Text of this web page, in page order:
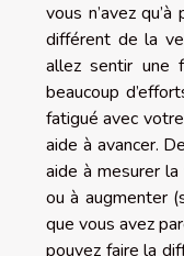
vous n’avez
différent de la
allez sentir une
beaucoup
fatigué avec
aide à avancer.
aide à mesurer
ou à augmenter
que vous avez
pouvez faire la